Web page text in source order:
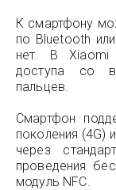
К смартфону
по Bluetooth
нет. В Xiaomi
доступа со
пальцев.
Смартфон
поколения (4G)
через
проведения
модуль NFC.